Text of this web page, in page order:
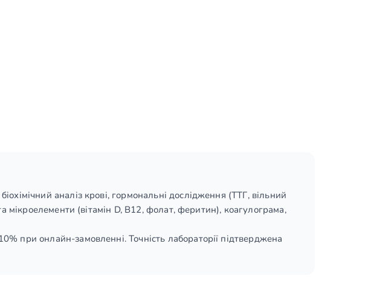
аналіз крові, гормональні дослідження (ТТГ, вільний
(вітамін D, B12, фолат, феритин), коагулограма,
при онлайн-замовленні. Точність лабораторії підтверджена